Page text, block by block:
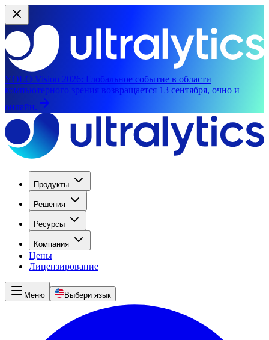
YOLO Vision 2026: Глобальное событие в области
компьютерного зрения возвращается 13 сентября, очно и
онлайн.
Продукты
Решения
Ресурсы
Компания
Цены
Лицензирование
Меню Выбери язык